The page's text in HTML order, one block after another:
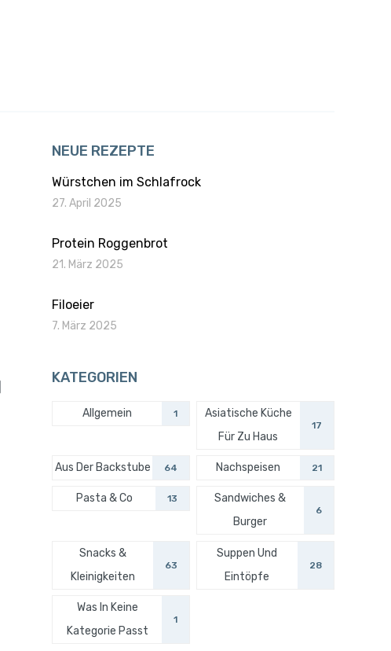
NEUE REZEPTE
Würstchen im Schlafrock
27. April 2025
Protein Roggenbrot
21. März 2025
Filoeier
7. März 2025
KATEGORIEN
Allgemein 1
Asiatische Küche
Für Zu Haus
17
Aus Der Backstube 64 Nachspeisen 21
Pasta & Co 13
Sandwiches &
Burger
6
Snacks &
Kleinigkeiten
63
Suppen Und
Eintöpfe
28
Was In Keine
Kategorie Passt
1